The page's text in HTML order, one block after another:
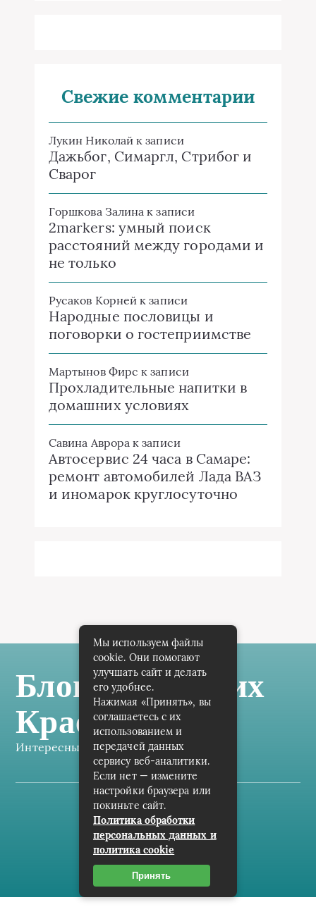
Свежие комментарии
Лукин Николай к записи
Дажьбог, Симаргл, Стрибог и
Сварог
Горшкова Залина к записи
2markers: умный поиск
расстояний между городами и
не только
Русаков Корней к записи
Народные пословицы и
поговорки о гостеприимстве
Мартынов Фирс к записи
Прохладительные напитки в
домашних условиях
Савина Аврора к записи
Автосервис 24 часа в Самаре:
ремонт автомобилей Лада ВАЗ
и иномарок круглосуточно
Блог Самарских
Краеведов
Интересные заметки каждый день
Карта сайта
Пользовательское соглашение
Контакты
Мы используем файлы
cookie. Они помогают
улучшать сайт и делать
его удобнее.
Нажимая «Принять», вы
соглашаетесь с их
использованием и
передачей данных
сервису веб-аналитики.
Если нет — измените
настройки браузера или
покиньте сайт.
Политика обработки
персональных данных и
политика cookie
Принять